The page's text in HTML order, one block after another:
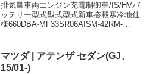
排気量車両エンジン充電制御車/IS/HVバ
ッテリー型式型式型式新車搭載寒冷地仕
様660DBA-MF33SR06AISM-42RM-
マツダ | アテンザ セダン(GJ、
15/01-)